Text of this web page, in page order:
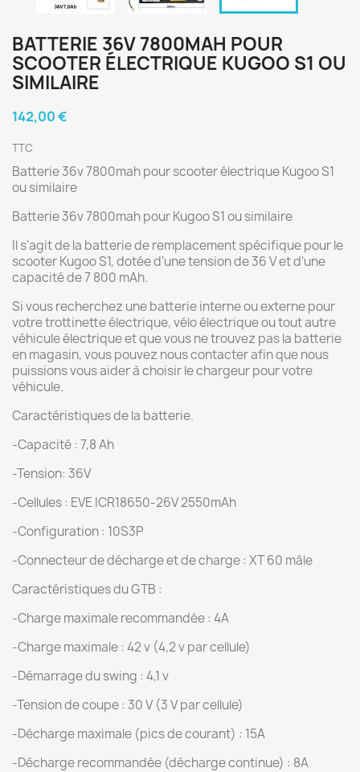
BATTERIE 36V 7800MAH POUR
SCOOTER ÉLECTRIQUE KUGOO S1 OU
SIMILAIRE
142,00 €
TTC
Batterie 36v 7800mah pour scooter électrique Kugoo S1
ou similaire
Batterie 36v 7800mah pour Kugoo S1 ou similaire
Il s'agit de la batterie de remplacement spécifique pour le
scooter Kugoo S1, dotée d'une tension de 36 V et d'une
capacité de 7 800 mAh.
Si vous recherchez une batterie interne ou externe pour
votre trottinette électrique, vélo électrique ou tout autre
véhicule électrique et que vous ne trouvez pas la batterie
en magasin, vous pouvez nous contacter afin que nous
puissions vous aider à choisir le chargeur pour votre
véhicule.
Caractéristiques de la batterie.
-Capacité : 7,8 Ah
-Tension: 36V
-Cellules : EVE ICR18650-26V 2550mAh
-Configuration : 10S3P
-Connecteur de décharge et de charge : XT 60 mâle
Caractéristiques du GTB :
-Charge maximale recommandée : 4A
-Charge maximale : 42 v (4,2 v par cellule)
-Démarrage du swing : 4,1 v
-Tension de coupe : 30 V (3 V par cellule)
-Décharge maximale (pics de courant) : 15A
-Décharge recommandée (décharge continue) : 8A